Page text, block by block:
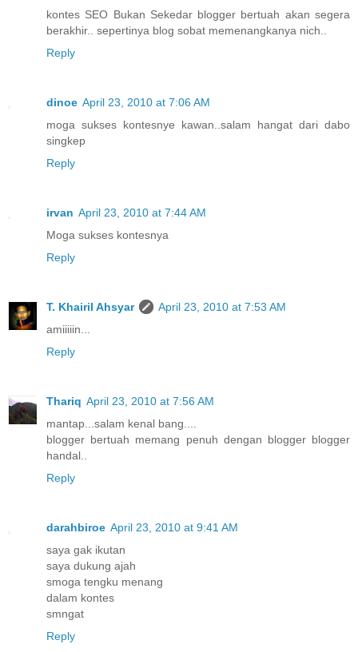
kontes SEO Bukan Sekedar blogger bertuah akan segera
berakhir.. sepertinya blog sobat memenangkanya nich..
Reply
dinoe April 23, 2010 at 7:06 AM
moga sukses kontesnye kawan..salam hangat dari dabo
singkep
Reply
irvan April 23, 2010 at 7:44 AM
Moga sukses kontesnya
Reply
T. Khairil Ahsyar
April 23, 2010 at 7:53 AM
amiiiiin...
Reply
Thariq April 23, 2010 at 7:56 AM
mantap...salam kenal bang....
blogger bertuah memang penuh dengan blogger blogger
handal..
Reply
darahbiroe April 23, 2010 at 9:41 AM
saya gak ikutan
saya dukung ajah
smoga tengku menang
dalam kontes
smngat
Reply